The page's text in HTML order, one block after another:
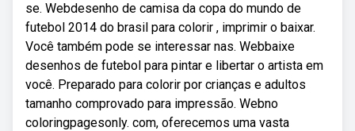
se. Webdesenho de camisa da copa do mundo de
futebol 2014 do brasil para colorir , imprimir o baixar.
Você também pode se interessar nas. Webbaixe
desenhos de futebol para pintar e libertar o artista em
você. Preparado para colorir por crianças e adultos
tamanho comprovado para impressão. Webno
coloringpagesonly. com, oferecemos uma vasta